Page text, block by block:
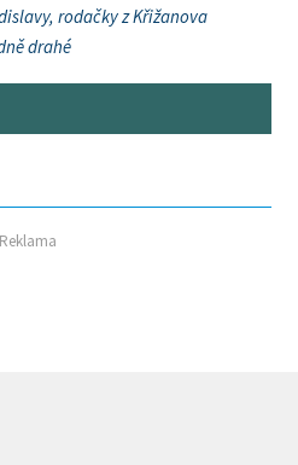
rodačky z Křižanova
drahé
Reklama